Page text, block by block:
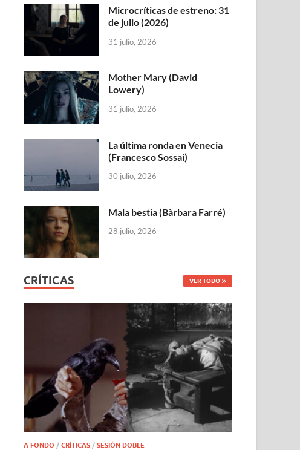
Microcríticas de estreno: 31
de julio (2026)
31 julio, 2026
Mother Mary (David
Lowery)
31 julio, 2026
La última ronda en Venecia
(Francesco Sossai)
30 julio, 2026
Mala bestia (Bàrbara Farré)
28 julio, 2026
CRÍTICAS VER TODO
A FONDO /CRÍTICAS /SESIÓN DOBLE